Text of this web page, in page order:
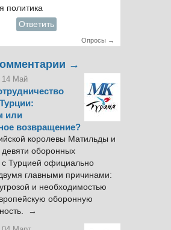
политика
Ответить
Опросы →
→
| 14 Май
или
возвращение?
королевы Матильды и
оборонных
Турцией официально
главными причинами:
и необходимостью
оборонную
→